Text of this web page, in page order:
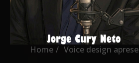
Prezi
Home Voice design